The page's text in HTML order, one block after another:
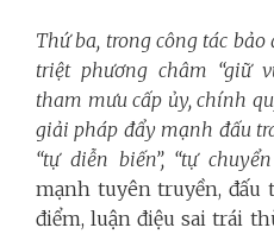
Thứ ba, trong công tác
triệt phương châm “giữ
tham mưu cấp ủy, chính
giải pháp đẩy mạnh đấu
“tự diễn biến”, “tự
mạnh tuyên truyền, đấu
điểm, luận điệu sai trái